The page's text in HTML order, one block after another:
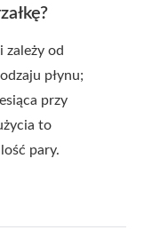
zależy od
płynu;
przy
to
pary.